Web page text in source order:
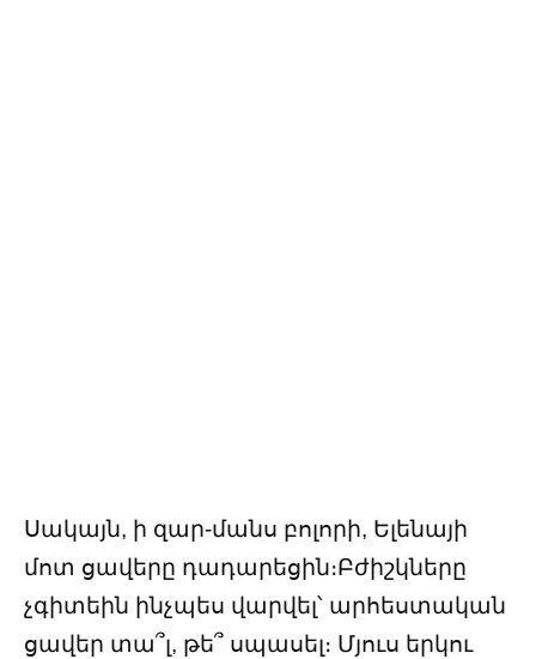
Սակայն, ի զար-մանս բոլորի, Ելենայի
մոտ ցավերը դադարեցին։Բժիշկները
չգիտեին ինչպես վարվել՝ արհեստական
ցավեր տա՞լ, թե՞ սպասել։ Մյուս երկու